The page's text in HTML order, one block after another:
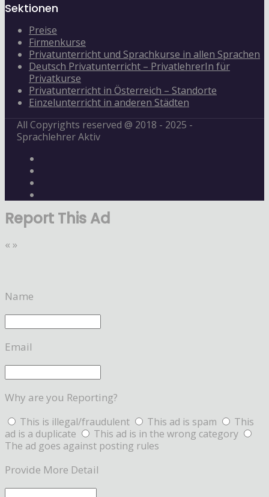
Sektionen
Preise
Firmenkurse
Privatunterricht und Sprachkurse in allen Sprachen
Deutsch Privatunterricht – PrivatlehrerIn für
Privatkurse
Privatunterricht in Österreich – Standorte
Einzelunterricht in anderen Städten
All Copyrights reserved @ 2018 - 2025 -
Sprachlehrer Aktiv
Report This Ad
« »
Name
Email
Why are you Reporting?
This is illegal/fraudulent This ad is spam
This
ad is a duplicate
This ad is in the wrong category
The ad goes against posting rules
Provide More Detail